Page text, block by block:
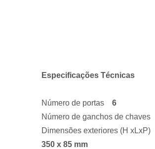
Especificações Técnicas
Número de portas 6
Número de ganchos de chaves
Dimensões exteriores (H xLxP)
350 x 85 mm